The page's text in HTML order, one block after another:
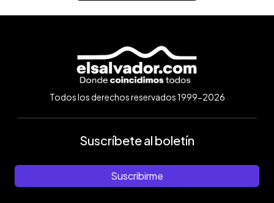
Todos los derechos reservados 1999-2026
Suscríbete al boletín
Suscribirme